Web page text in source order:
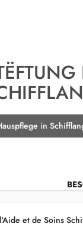
in
et de Soins